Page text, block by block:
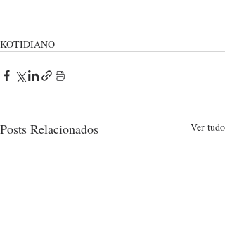
KOTIDIANO
Posts Relacionados Ver tudo